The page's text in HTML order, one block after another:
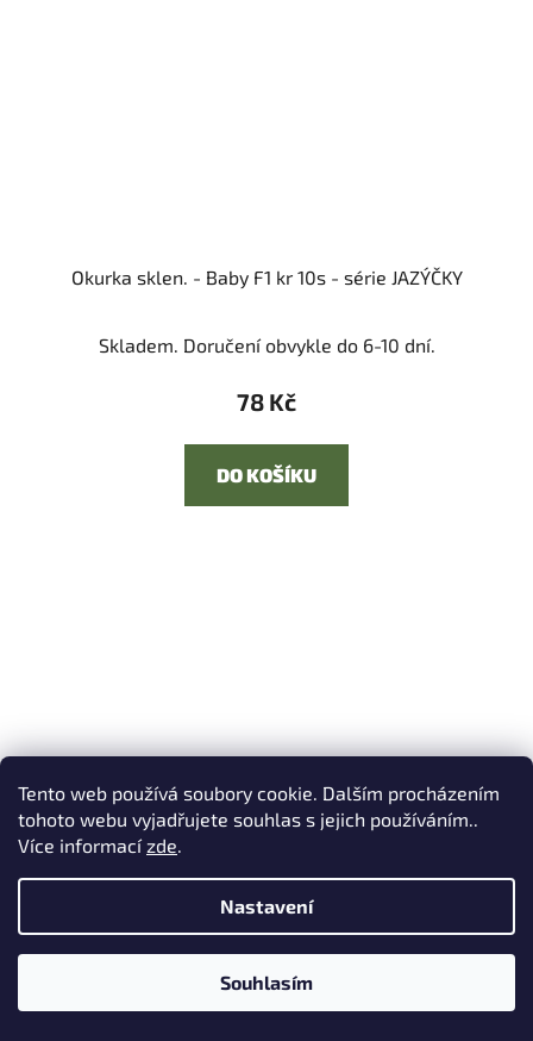
Tento web používá soubory cookie. Dalším procházením
tohoto webu vyjadřujete souhlas s jejich používáním..
Více informacízde.
Nastavení
Souhlasím
Okurka sklen. - Baby F1 kr 10s - série JAZÝČKY
Skladem. Doručení obvykle do 6-10 dní.
78 Kč
DO KOŠÍKU
Hrách zahr. - Cetris poloraný 50g - série JAZÝČKY